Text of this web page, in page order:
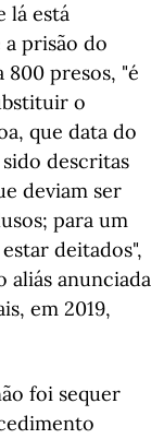
lá está
prisão do
presos, "é
o
que data do
descritas
deviam ser
para um
deitados",
aliás anunciada
em 2019,
foi sequer